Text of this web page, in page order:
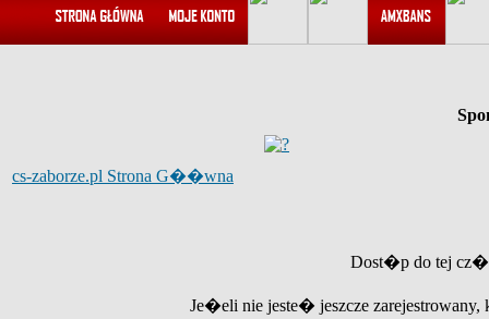
cs-zaborze.pl Strona G��wna
Dost�p do tej
Je�eli nie jeste� jeszcze